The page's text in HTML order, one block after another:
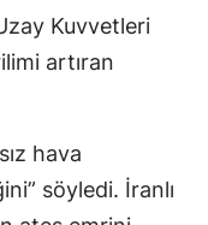
Kuvvetleri
artıran
hava
söyledi. İranlı